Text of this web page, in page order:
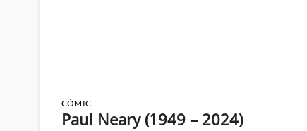
CÓMIC
Paul Neary (1949 – 2024)